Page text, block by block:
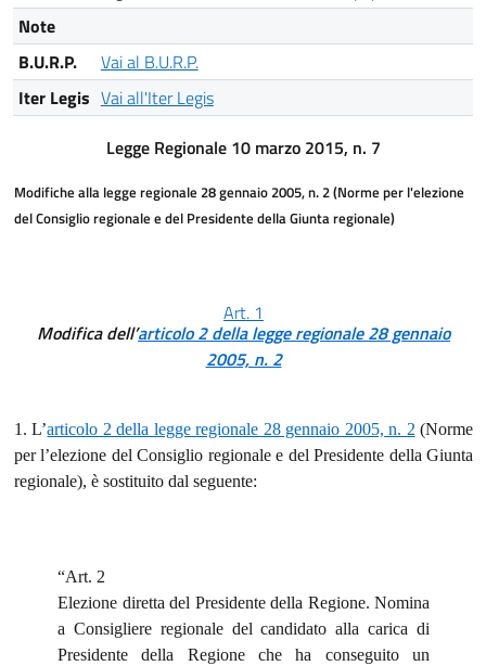
Note
B.U.R.P.
Vai al B.U.R.P.
Iter Legis Vai all'Iter Legis
Legge Regionale 10 marzo 2015, n. 7
Modifiche alla legge regionale 28 gennaio 2005, n. 2 (Norme per l'elezione
del Consiglio regionale e del Presidente della Giunta regionale)
Art. 1
Modifica dell’articolo 2 della legge regionale 28 gennaio
2005, n. 2
1. L’articolo 2 della legge regionale 28 gennaio 2005, n. 2 (Norme
per l’elezione del Consiglio regionale e del Presidente della Giunta
regionale), è sostituito dal seguente:
“Art. 2
Elezione diretta del Presidente della Regione. Nomina
a Consigliere regionale del candidatoalla carica di
Presidente della Regione che ha conseguito un